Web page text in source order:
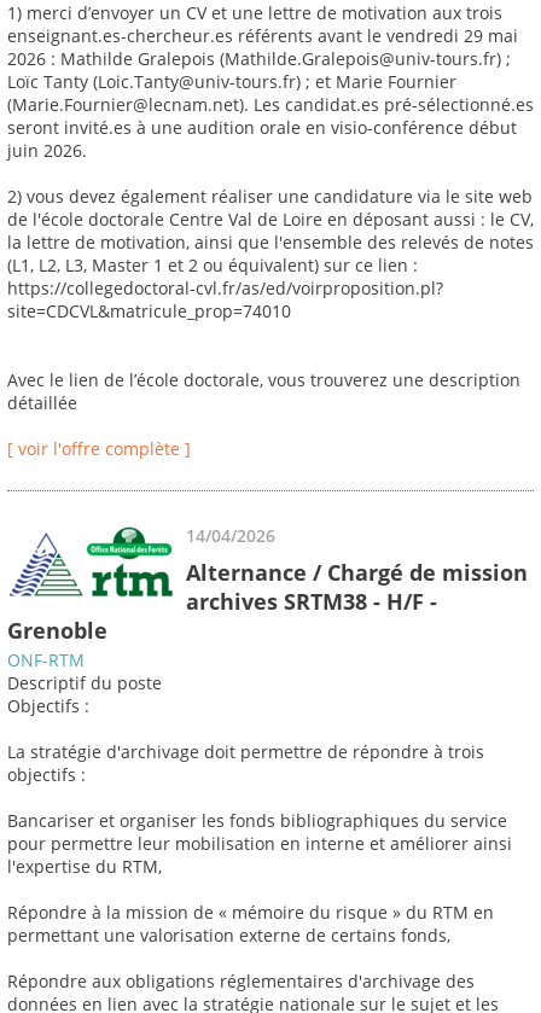
1) merci d’envoyer un CV et une lettre de motivation aux trois
enseignant.es-chercheur.es référents avant le vendredi 29 mai
2026 : Mathilde Gralepois (Mathilde.Gralepois@univ-tours.fr) ;
Loïc Tanty (Loic.Tanty@univ-tours.fr) ; et Marie Fournier
(Marie.Fournier@lecnam.net). Les candidat.es pré-sélectionné.es
seront invité.es à une audition orale en visio-conférence début
juin 2026.
2) vous devez également réaliser une candidature via le site web
de l'école doctorale Centre Val de Loire en déposant aussi : le CV,
la lettre de motivation, ainsi que l'ensemble des relevés de notes
(L1, L2, L3, Master 1 et 2 ou équivalent) sur ce lien :
https://collegedoctoral-cvl.fr/as/ed/voirproposition.pl?
site=CDCVL&matricule_prop=74010
Avec le lien de l’école doctorale, vous trouverez une description
détaillée
[ voir l'offre complète ]
14/04/2026
Alternance / Chargé de mission
archives SRTM38 - H/F -
Grenoble
ONF-RTM
Descriptif du poste
Objectifs :
La stratégie d'archivage doit permettre de répondre à trois
objectifs :
Bancariser et organiser les fonds bibliographiques du service
pour permettre leur mobilisation en interne et améliorer ainsi
l'expertise du RTM,
Répondre à la mission de « mémoire du risque » du RTM en
permettant une valorisation externe de certains fonds,
Répondre aux obligations réglementaires d'archivage des
données en lien avec la stratégie nationale sur le sujet et les